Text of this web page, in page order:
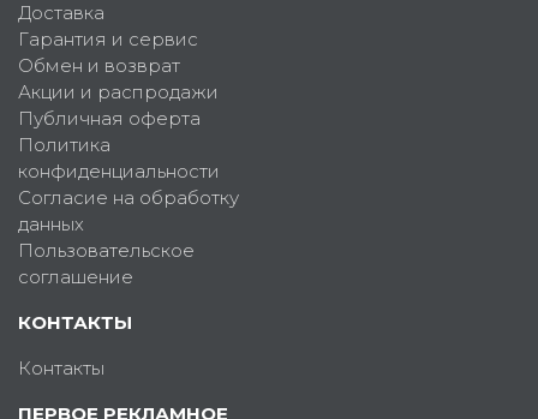
Доставка
Гарантия и сервис
Обмен и возврат
Акции и распродажи
Публичная оферта
Политика
конфиденциальности
Согласие на обработку
данных
Пользовательское
соглашение
КОНТАКТЫ
Контакты
ПЕРВОЕ РЕКЛАМНОЕ